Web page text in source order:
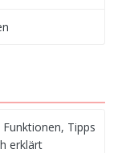
Tipps
erklärt